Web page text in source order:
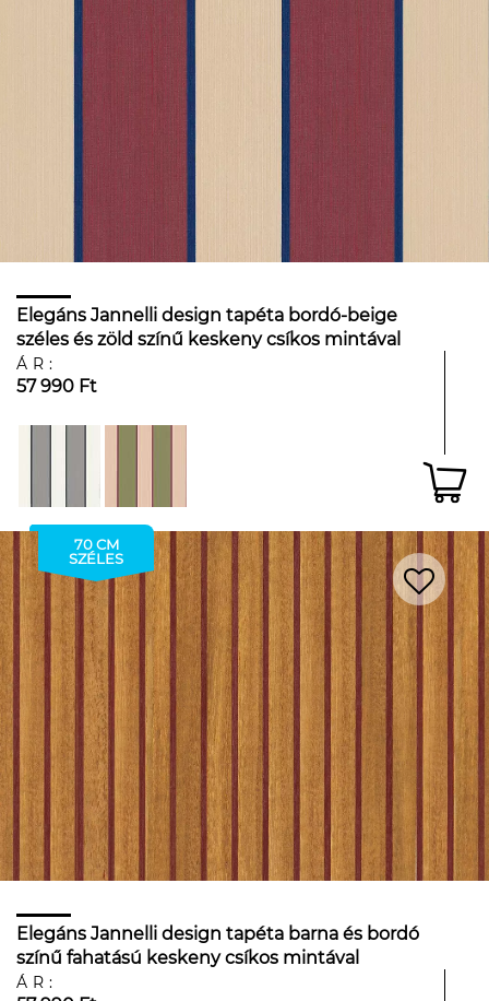
Elegáns Jannelli design tapéta bordó-beige
széles és zöld színű keskeny csíkos mintával
ÁR:
57 990 Ft
70 CM
SZÉLES
Elegáns Jannelli design tapéta barna és bordó
színű fahatású keskeny csíkos mintával
ÁR: